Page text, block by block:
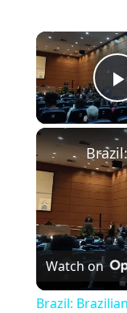
Watch on
Brazil: